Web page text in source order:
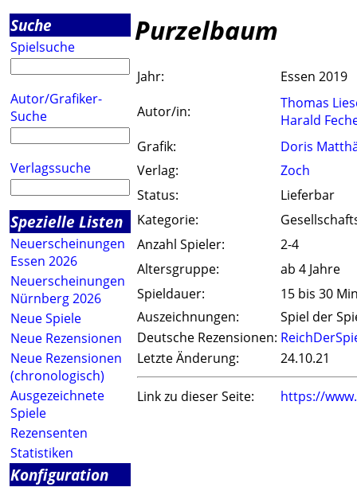
Suche
Spielsuche
Autor/Grafiker-
Suche
Verlagssuche
Spezielle Listen
Neuerscheinungen
Essen 2026
Neuerscheinungen
Nürnberg 2026
Neue Spiele
Neue Rezensionen
Neue Rezensionen
(chronologisch)
Ausgezeichnete
Spiele
Rezensenten
Statistiken
Konfiguration
Purzelbaum
Jahr:
Essen 2019
Autor/in:
Thomas
Harald
Grafik:
Doris
Verlag:
Zoch
Status:
Lieferbar
Kategorie:
Anzahl Spieler:
2-4
Altersgruppe:
ab 4 Jahre
Spieldauer:
15 bis 30
Auszeichnungen:
Spiel der
Deutsche Rezensionen:
Letzte Änderung:
24.10.21
Link zu dieser Seite: https://